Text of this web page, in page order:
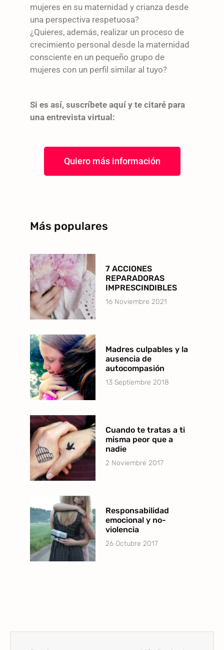
mujeres en su maternidad y crianza desde
una perspectiva respetuosa?
¿Quieres, además, realizar un proceso de
crecimiento personal desde la maternidad
consciente en un pequeño grupo de
mujeres con un perfil similar al tuyo?
Si es así, suscríbete aquí y te citaré para
una entrevista virtual:
Quiero más información
Más populares
7 ACCIONES
REPARADORAS
IMPRESCINDIBLES
16 Noviembre 2021
Madres culpables y la
ausencia de
autocompasión
13 Septiembre 2018
Cuando te tratas a ti
misma peor que a
nadie
2 Noviembre 2017
Responsabilidad
emocional y no-
violencia
26 Octubre 2017